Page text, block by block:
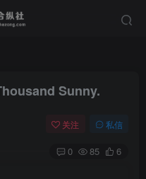
Sunny.
关注 私信
0 85 6